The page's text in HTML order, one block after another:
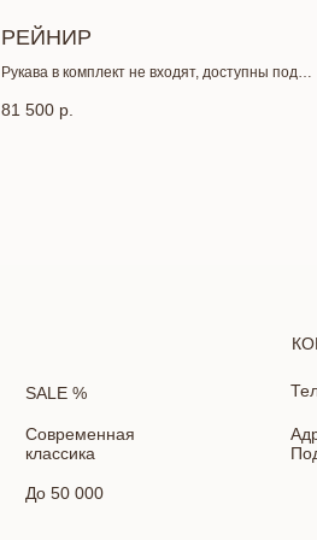
РЕЙНИР
Рукава в комплект не входят, доступны под
81 500 р.
Современная
классика
SALE %
До 50 000